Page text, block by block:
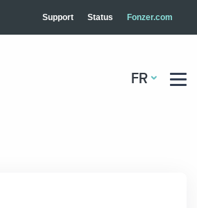
Support Status Fonzer.com
FR